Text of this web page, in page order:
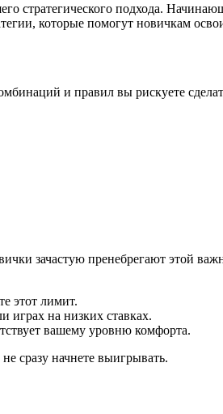
стратегического подхода.
которые помогут новичкам
и правил вы рискуете
зачастую пренебрегают этой
этот лимит.
играх на низких ставках.
вашему уровню комфорта.
сразу начнете выигрывать.